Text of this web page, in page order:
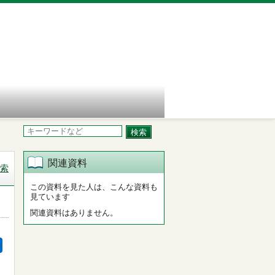
関連資料
この資料を見た人は、こんな資料も
見ています
関連資料はありません。